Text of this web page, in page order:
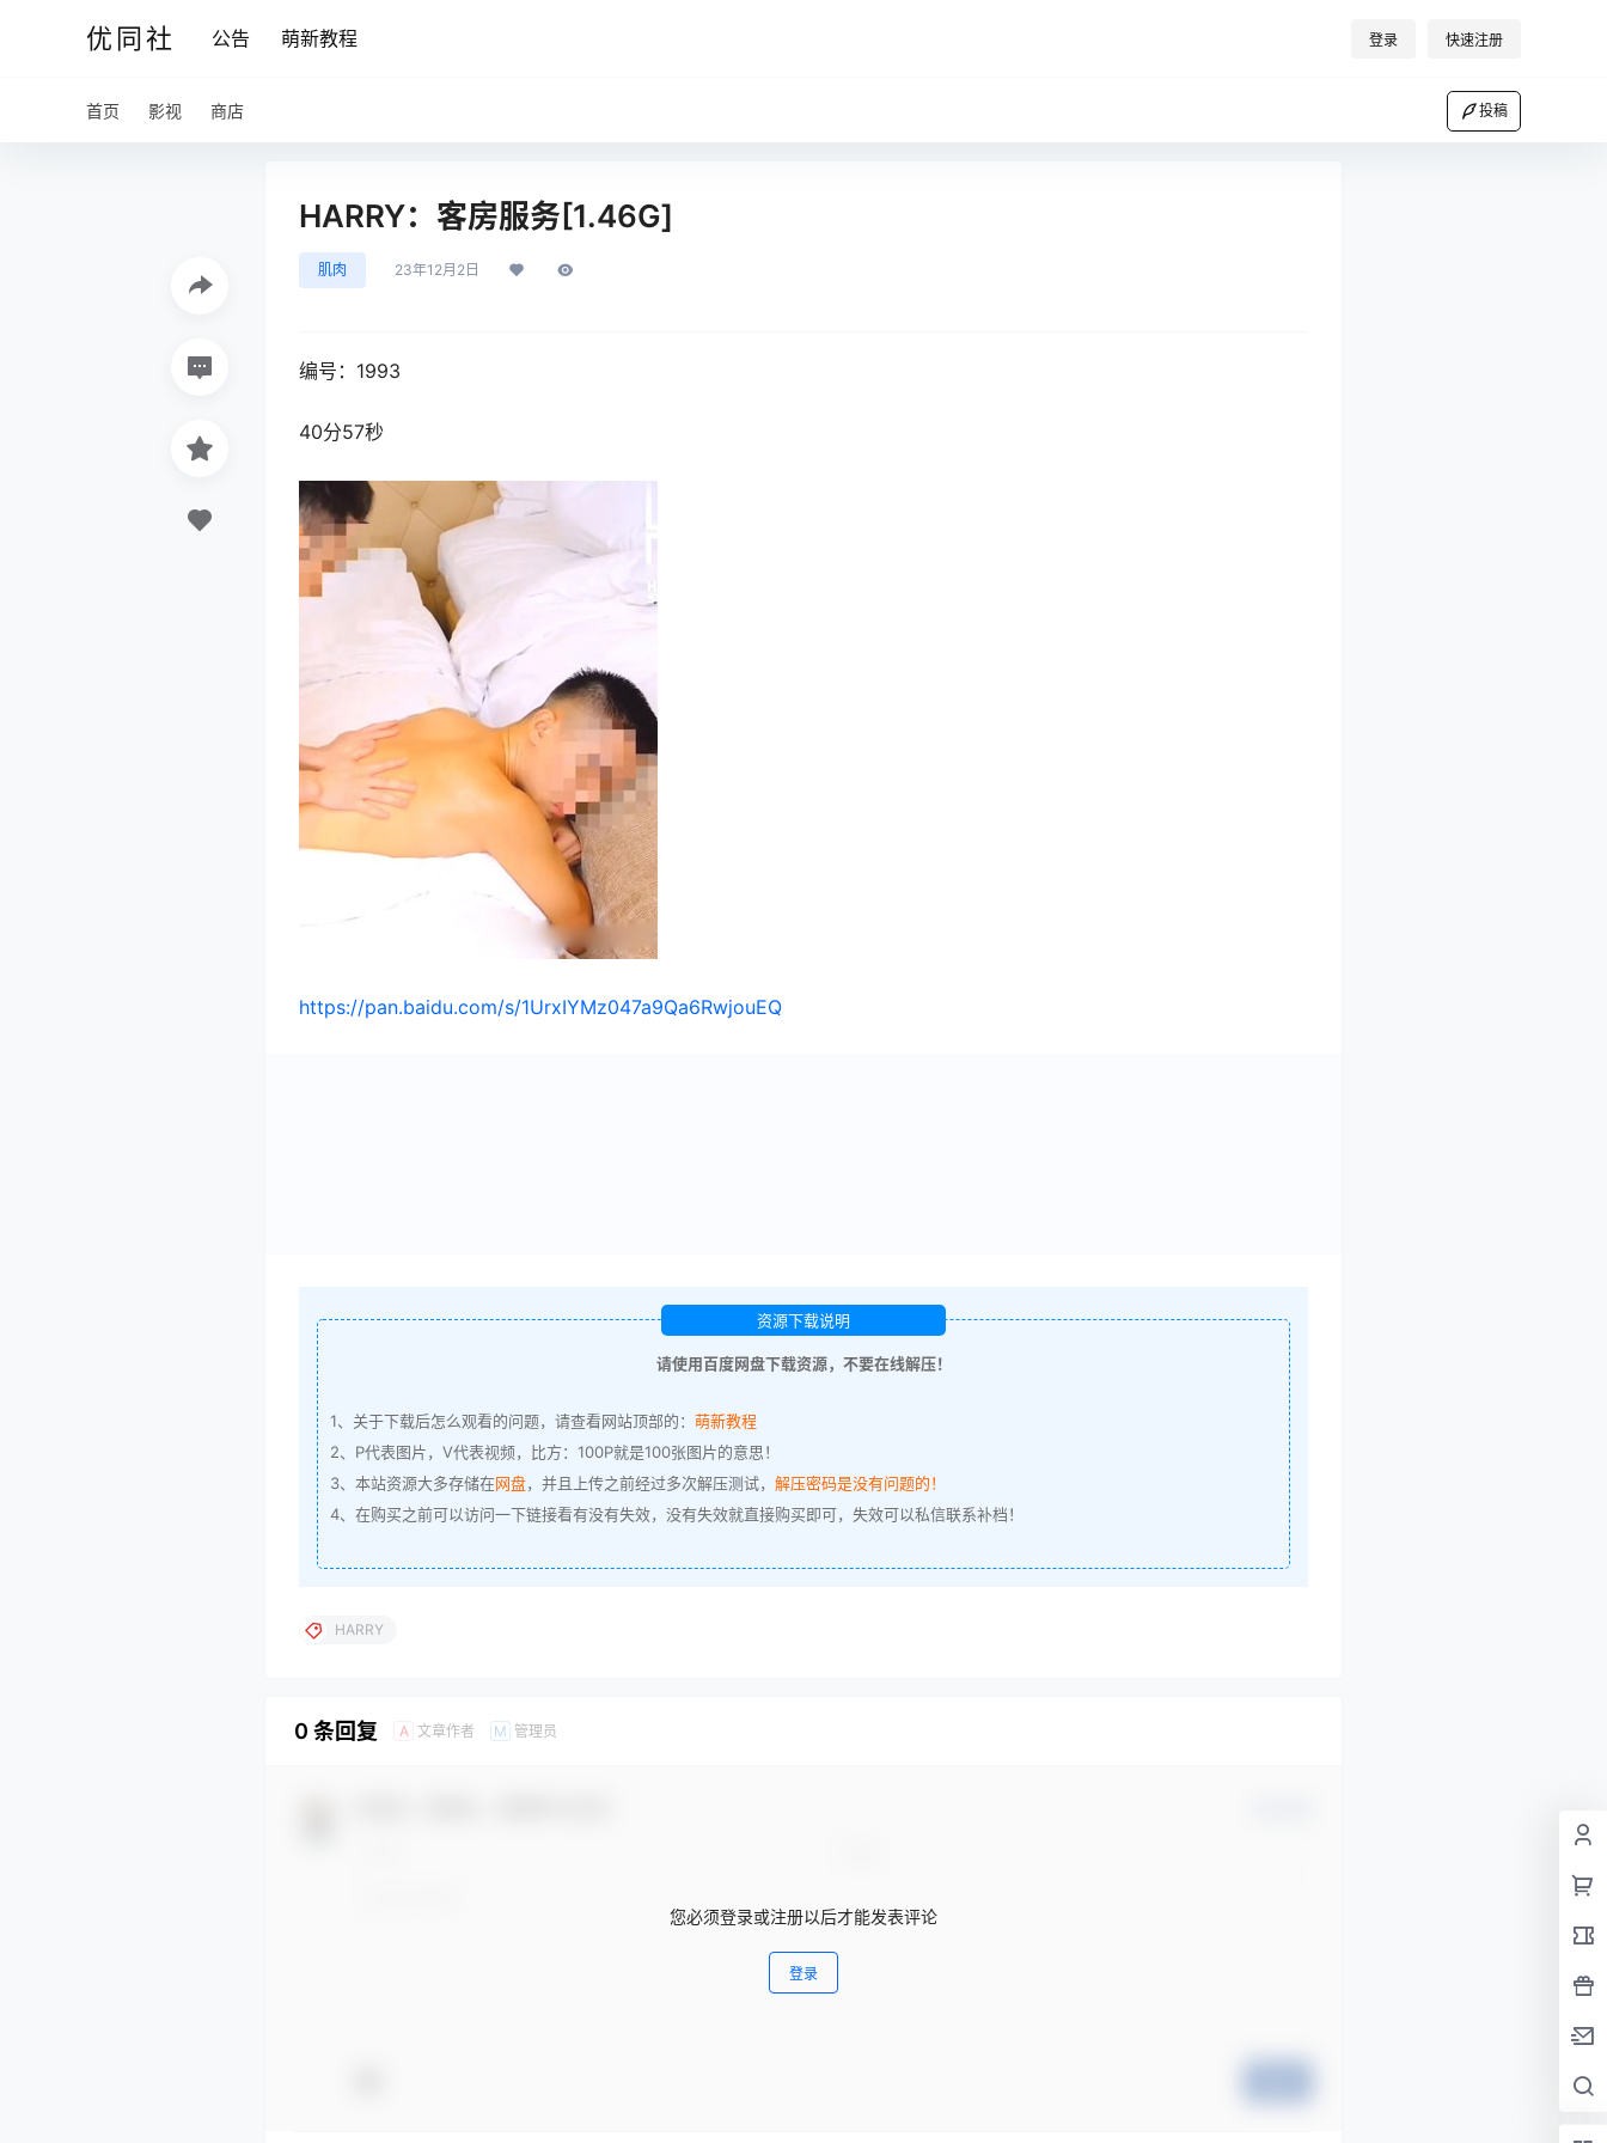
优同社 公告 萌新教程 登录 快速注册
首页 影视 商店 投稿
HARRY：客房服务[1.46G]
肌肉 23年12月2日
编号：1993
40分57秒
https://pan.baidu.com/s/1UrxIYMz047a9Qa6RwjouEQ
资源下载说明
请使用百度网盘下载资源，不要在线解压！
1、关于下载后怎么观看的问题，请查看网站顶部的： 萌新教程
2、P代表图片，V代表视频，比方：100P就是100张图片的意思！
3、本站资源大多存储在网盘，并且上传之前经过多次解压测试， 解压密码是没有问题的！
4、在购买之前可以访问一下链接看有没有失效，没有失效就直接购买即可，失效可以私信联系补档！
HARRY
0 条回复 A 文章作者 M 管理员
您必须登录或注册以后才能发表评论
登录